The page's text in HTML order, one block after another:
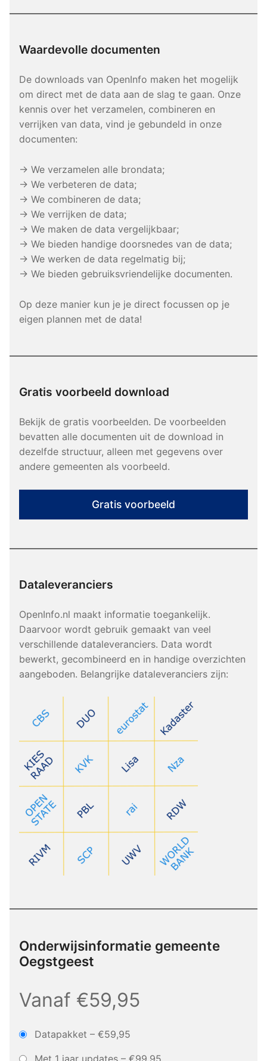
Waardevolle documenten
De downloads van OpenInfo maken het mogelijk
om direct met de data aan de slag te gaan. Onze
kennis over het verzamelen, combineren en
verrijken van data, vind je gebundeld in onze
documenten:
→ We verzamelen alle brondata;
→ We verbeteren de data;
→ We combineren de data;
→ We verrijken de data;
→ We maken de data vergelijkbaar;
→ We bieden handige doorsnedes van de data;
→ We werken de data regelmatig bij;
→ We bieden gebruiksvriendelijke documenten.
Op deze manier kun je je direct focussen op je
eigen plannen met de data!
Gratis voorbeeld download
Bekijk de gratis voorbeelden. De voorbeelden
bevatten alle documenten uit de download in
dezelfde structuur, alleen met gegevens over
andere gemeenten als voorbeeld.
Gratis voorbeeld
Dataleveranciers
OpenInfo.nl maakt informatie toegankelijk.
Daarvoor wordt gebruik gemaakt van veel
verschillende dataleveranciers. Data wordt
bewerkt, gecombineerd en in handige overzichten
aangeboden. Belangrijke dataleveranciers zijn:
Onderwijsinformatie gemeente
Oegstgeest
Vanaf €59,95
Datapakket – €59,95